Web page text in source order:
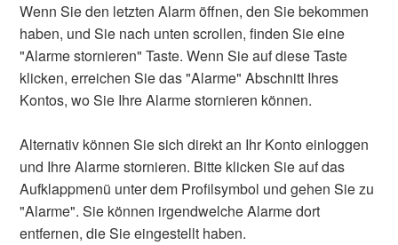
Wenn Sie den letzten Alarm öffnen, den Sie bekommen
haben, und Sie nach unten scrollen, finden Sie eine
"Alarme stornieren" Taste. Wenn Sie auf diese Taste
klicken, erreichen Sie das "Alarme" Abschnitt Ihres
Kontos, wo Sie Ihre Alarme stornieren können.
Alternativ können Sie sich direkt an Ihr Konto einloggen
und Ihre Alarme stornieren. Bitte klicken Sie auf das
Aufklappmenü unter dem Profilsymbol und gehen Sie zu
"Alarme". Sie können irgendwelche Alarme dort
entfernen, die Sie eingestellt haben.